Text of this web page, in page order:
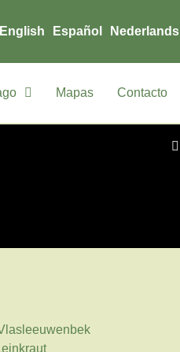
English Español Nederlands
Mapas Contacto